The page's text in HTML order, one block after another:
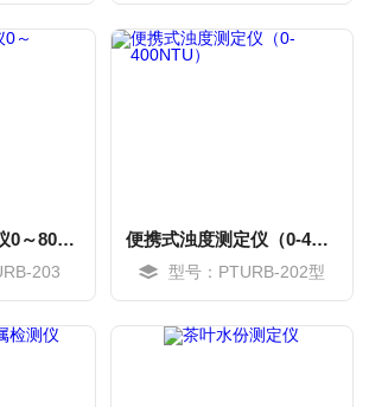
便携式精密浊度仪0～800NTU
203
便携式浊度测定仪（0-400NTU）
型号：PTURB-202型